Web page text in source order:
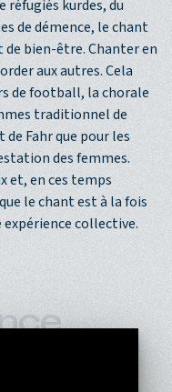
réfugiés kurdes, du
de démence, le chant
bien-être. Chanter en
aux autres. Cela
de football, la chorale
traditionnel de
Fahr que pour les
des femmes.
et, en ces temps
le chant est à la fois
collective.